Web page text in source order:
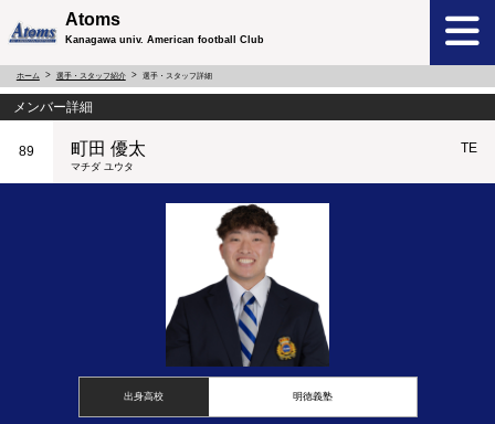
Atoms
Kanagawa univ. American football Club
ホーム 選手・スタッフ紹介 選手・スタッフ詳細
メンバー詳細
89 町田 優太
マチダ ユウタ
TE
出身高校 明徳義塾